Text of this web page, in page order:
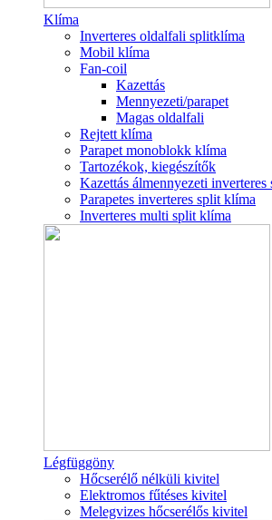
Klíma
Inverteres oldalfali splitklíma
Mobil klíma
Fan-coil
Kazettás
Mennyezeti/parapet
Magas oldalfali
Rejtett klíma
Parapet monoblokk klíma
Tartozékok, kiegészítők
Kazettás álmennyezeti
Parapetes inverteres split klíma
Inverteres multi split klíma
Légfüggöny
Hőcserélő nélküli kivitel
Elektromos fűtéses kivitel
Melegvizes hőcserélős kivitel